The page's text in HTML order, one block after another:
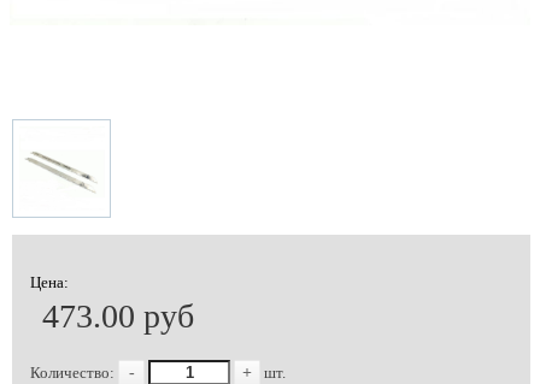
Цена:
473.00 руб
Количество: - + шт.